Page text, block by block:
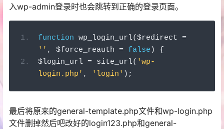
入wp-admin登录时也会跳转到正确的登录页面。
function wp_login_url($redirect =
'' , $force_reauth = false )
{
$login_url = site_url( 'wp-
login.php' , 'login' );
最后将原来的general-template.php文件和wp-login.php
文件删掉然后吧改好的login123.php和general-